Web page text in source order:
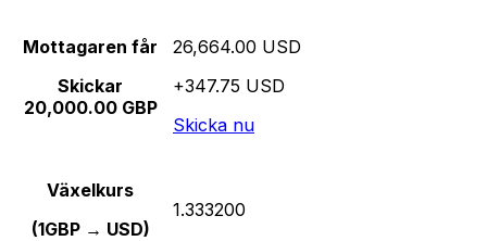
Mottagaren får
Skickar
20,000.00 GBP
26,664.00 USD
+347.75 USD
Skicka nu
Växelkurs
(1GBP → USD)
1.333200